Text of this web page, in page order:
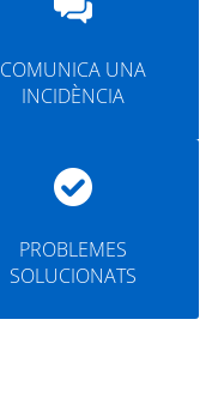
COMUNICA UNA
INCIDÈNCIA
PROBLEMES
SOLUCIONATS